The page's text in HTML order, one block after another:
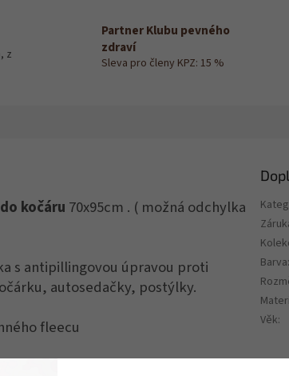
z
Partner Klubu pevného
zdraví
Sleva pro členy KPZ: 15 %
kočáru 70x95cm . ( možná odchylka
s antipillingovou úpravou proti
autosedačky, postýlky.
fleecu
Barva:
Věk: